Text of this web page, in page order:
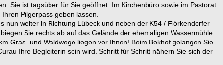
Sie ist tagsüber für Sie geöffnet. Im Kirchenbüro sowie im Pastorat
Pilgerpass geben lassen.
nun weiter in Richtung Lübeck und neben der K54 / Flörkendorfer
Sie rechts ab auf das Gelände der ehemaligen Wassermühle.
Gras- und Waldwege liegen vor Ihnen! Beim Bokhof gelangen Sie
Ihre Begleiterin sein wird. Schritt für Schritt nähern Sie sich der